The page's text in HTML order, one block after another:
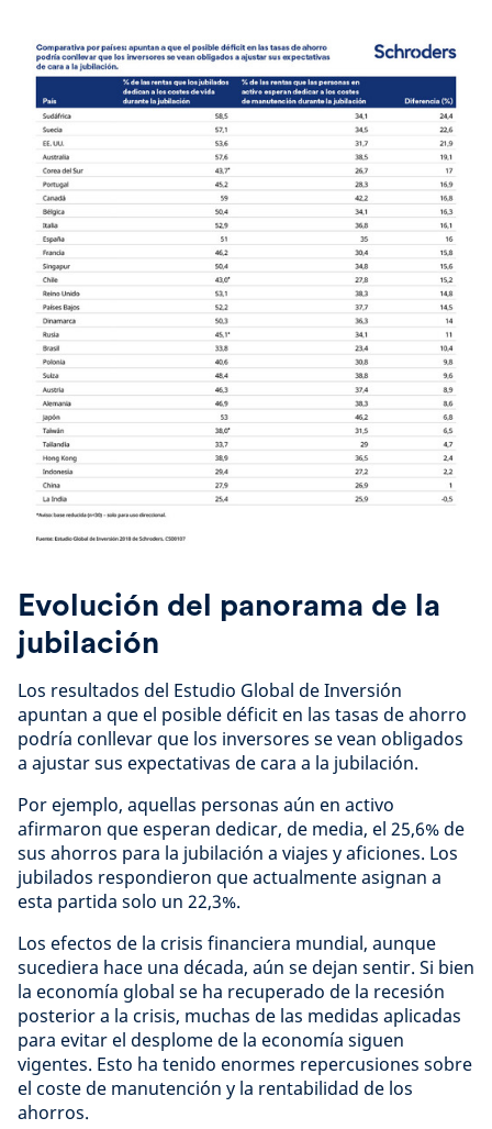
Evolución del panorama de la
jubilación
Los resultados del Estudio Global de Inversión
apuntan a que el posible déficit en las tasas de ahorro
podría conllevar que los inversores se vean obligados
a ajustar sus expectativas de cara a la jubilación.
Por ejemplo, aquellas personas aún en activo
afirmaron que esperan dedicar, de media, el 25,6% de
sus ahorros para la jubilación a viajes y aficiones. Los
jubilados respondieron que actualmente asignan a
esta partida solo un 22,3%.
Los efectos de la crisis financiera mundial, aunque
sucediera hace una década, aún se dejan sentir. Si bien
la economía global se ha recuperado de la recesión
posterior a la crisis, muchas de las medidas aplicadas
para evitar el desplome de la economía siguen
vigentes. Esto ha tenido enormes repercusiones sobre
el coste de manutención y la rentabilidad de los
ahorros.